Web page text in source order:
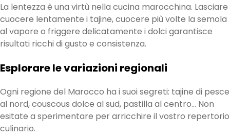
La lentezza è una virtù nella cucina marocchina. Lasciare
cuocere lentamente i tajine, cuocere più volte la semola
al vapore o friggere delicatamente i dolci garantisce
risultati ricchi di gusto e consistenza.
Esplorare le variazioni regionali
Ogni regione del Marocco ha i suoi segreti: tajine di pesce
al nord, couscous dolce al sud, pastilla al centro… Non
esitate a sperimentare per arricchire il vostro repertorio
culinario.